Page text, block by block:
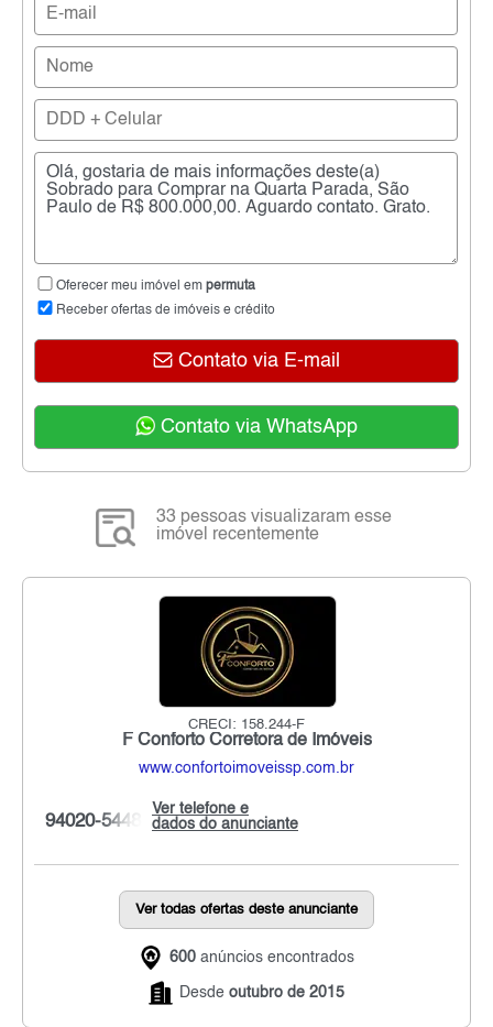
Oferecer meu imóvel em permuta
Receber ofertas de imóveis e crédito
Contato via E-mail
Contato via WhatsApp
33 pessoas visualizaram esse
imóvel recentemente
CRECI: 158.244-F
F Conforto Corretora de Imóveis
www.confortoimoveissp.com.br
Ver telefone e
dados do anunciante
94020-5448
Ver todas ofertas deste anunciante
600 anúncios encontrados
Desde outubro de 2015